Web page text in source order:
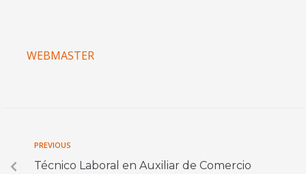
WEBMASTER
PREVIOUS
Técnico Laboral en Auxiliar de Comercio